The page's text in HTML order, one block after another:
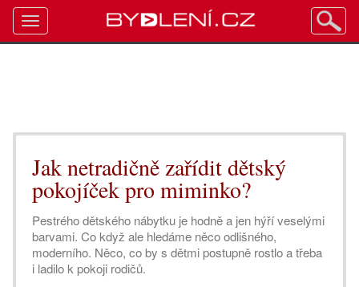
Jak netradičně zařídit dětský
pokojíček pro miminko?
Pestrého dětského nábytku je hodně a jen hýří veselými
barvami. Co když ale hledáme něco odlišného,
moderního. Něco, co by s dětmi postupně rostlo a třeba
i ladilo k pokoji rodičů.
Toggle
navigation